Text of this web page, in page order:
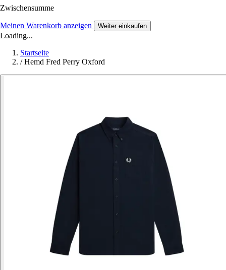
Zwischensumme
Meinen Warenkorb anzeigen Weiter einkaufen
Loading...
Startseite
/ Hemd Fred Perry Oxford